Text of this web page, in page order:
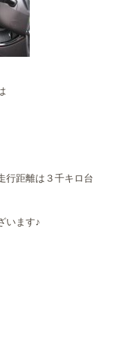
行距離は３千キロ台
います♪